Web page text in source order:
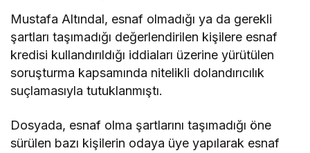
Mustafa Altındal, esnaf olmadığı ya da gerekli
şartları taşımadığı değerlendirilen kişilere esnaf
kredisi kullandırıldığı iddiaları üzerine yürütülen
soruşturma kapsamında nitelikli dolandırıcılık
suçlamasıyla tutuklanmıştı.
Dosyada, esnaf olma şartlarını taşımadığı öne
sürülen bazı kişilerin odaya üye yapılarak esnaf